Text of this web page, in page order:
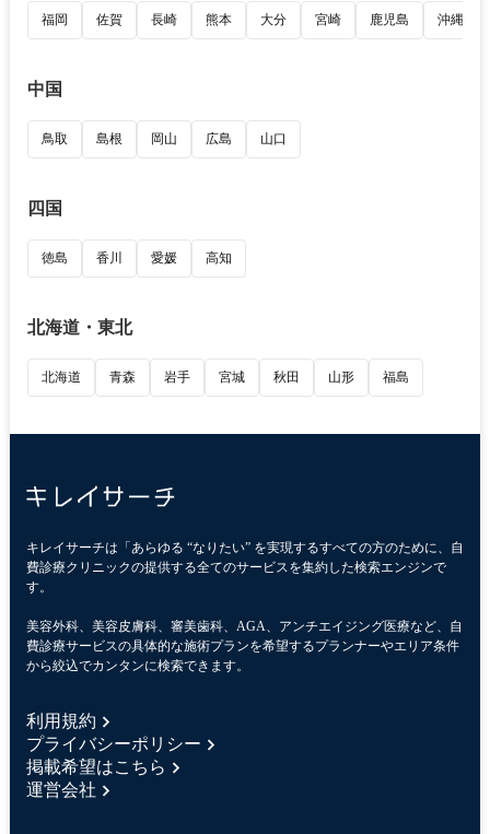
福岡 佐賀 長崎 熊本 大分 宮崎 鹿児島 沖縄
中国
鳥取 島根 岡山 広島 山口
四国
徳島 香川 愛媛 高知
北海道・東北
北海道 青森 岩手 宮城 秋田 山形 福島
キレイサーチは「あらゆる “なりたい” を実現するすべての方のために、自
費診療クリニックの提供する全てのサービスを集約した検索エンジンで
す。
美容外科、美容皮膚科、審美歯科、AGA、アンチエイジング医療など、自
費診療サービスの具体的な施術プランを希望するプランナーやエリア条件
から絞込でカンタンに検索できます。
利用規約
プライバシーポリシー
掲載希望はこちら
運営会社